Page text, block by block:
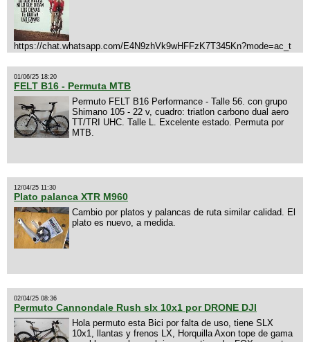
https://chat.whatsapp.com/E4N9zhVk9wHFFzK7T345Kn?mode=ac_t
01/06/25 18:20
FELT B16 - Permuta MTB
Permuto FELT B16 Performance - Talle 56. con grupo
Shimano 105 - 22 v, cuadro: triatlon carbono dual aero
TT/TRI UHC. Talle L. Excelente estado. Permuta por
MTB.
12/04/25 11:30
Plato palanca XTR M960
Cambio por platos y palancas de ruta similar calidad. El
plato es nuevo, a medida.
02/04/25 08:36
Permuto Cannondale Rush slx 10x1 por DRONE DJI
Hola permuto esta Bici por falta de uso, tiene SLX
10x1, llantas y frenos LX, Horquilla Axon tope de gama